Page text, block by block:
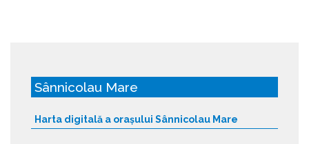
Sânnicolau Mare
Harta digitală a orașului Sânnicolau Mare